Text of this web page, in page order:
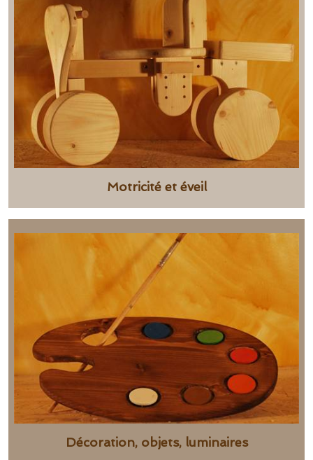
Motricité et éveil
Décoration, objets, luminaires